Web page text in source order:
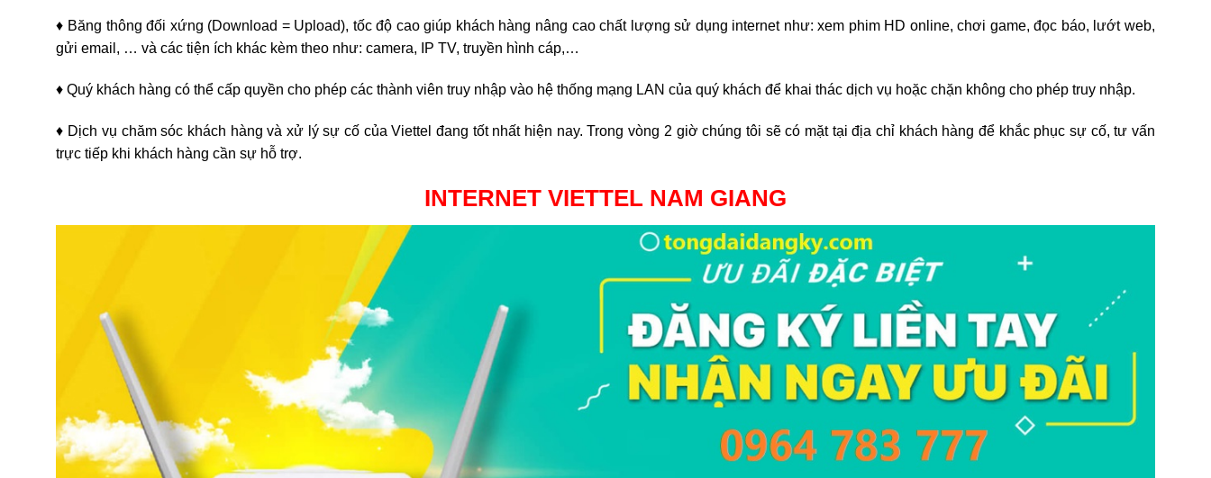
♦ Băng thông đối xứng (Download = Upload), tốc độ cao giúp khách hàng nâng cao chất lượng sử dụng internet như: xem phim HD online, chơi game, đọc báo, lướt web,
gửi email, … và các tiện ích khác kèm theo như: camera, IP TV, truyền hình cáp,…
♦ Quý khách hàng có thể cấp quyền cho phép các thành viên truy nhập vào hệ thống mạng LAN của quý khách để khai thác dịch vụ hoặc chặn không cho phép truy nhập.
♦ Dịch vụ chăm sóc khách hàng và xử lý sự cố của Viettel đang tốt nhất hiện nay. Trong vòng 2 giờ chúng tôi sẽ có mặt tại địa chỉ khách hàng để khắc phục sự cố, tư vấn
trực tiếp khi khách hàng cần sự hỗ trợ.
INTERNET VIETTEL NAM GIANG